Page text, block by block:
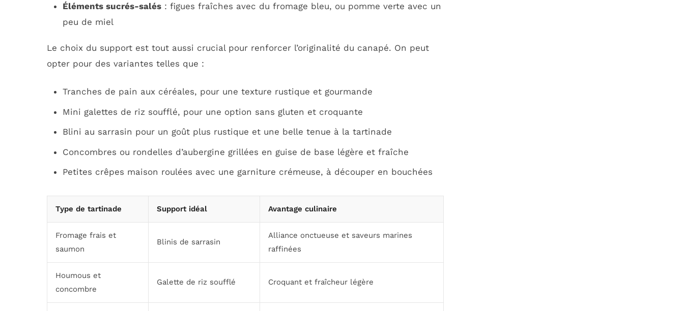
Éléments sucrés-salés: figues fraîches avec du fromage bleu, ou pomme verte avec un
peu de miel
Le choix du support est tout aussi crucial pour renforcer l’originalité du canapé. On peut
opter pour des variantes telles que :
Tranches de pain aux céréales, pour une texture rustique et gourmande
Mini galettes de riz soufflé, pour une option sans gluten et croquante
Blini au sarrasin pour un goût plus rustique et une belle tenue à la tartinade
Concombres ou rondelles d’aubergine grillées en guise de base légère et fraîche
Petites crêpes maison roulées avec une garniture crémeuse, à découper en bouchées
Type de tartinade Support idéal Avantage culinaire
Fromage frais et
saumon
Blinis de sarrasin
Alliance onctueuse et saveurs marines
raffinées
Houmous et
concombre
Galette de riz soufflé Croquant et fraîcheur légère